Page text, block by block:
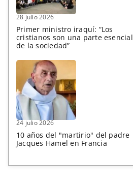
28 julio 2026
Primer ministro iraquí: “Los
cristianos son una parte esencial
de la sociedad”
24 julio 2026
10 años del "martirio" del padre
Jacques Hamel en Francia